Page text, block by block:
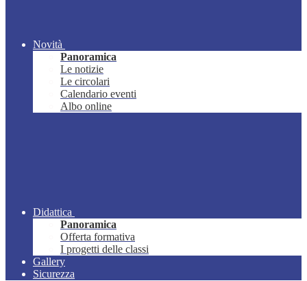
Novità
Panoramica
Le notizie
Le circolari
Calendario eventi
Albo online
Didattica
Panoramica
Offerta formativa
I progetti delle classi
Gallery
Sicurezza